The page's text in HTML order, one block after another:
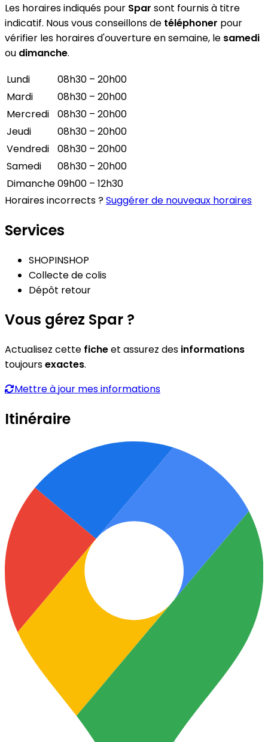
Les horaires indiqués pour Spar sont fournis à titre
indicatif. Nous vous conseillons de téléphoner pour
vérifier les horaires d'ouverture en semaine, le samedi
ou dimanche.
Lundi
08h30 – 20h00
Mardi
08h30 – 20h00
Mercredi
08h30 – 20h00
Jeudi
08h30 – 20h00
Vendredi
08h30 – 20h00
Samedi
08h30 – 20h00
Dimanche09h00 – 12h30
Horaires incorrects ?Suggérer de nouveaux horaires
Services
SHOPINSHOP
Collecte de colis
Dépôt retour
Vous gérez Spar ?
Actualisez cette ficheet assurez des informations
toujoursexactes.
Mettre à jour mes informations
Itinéraire